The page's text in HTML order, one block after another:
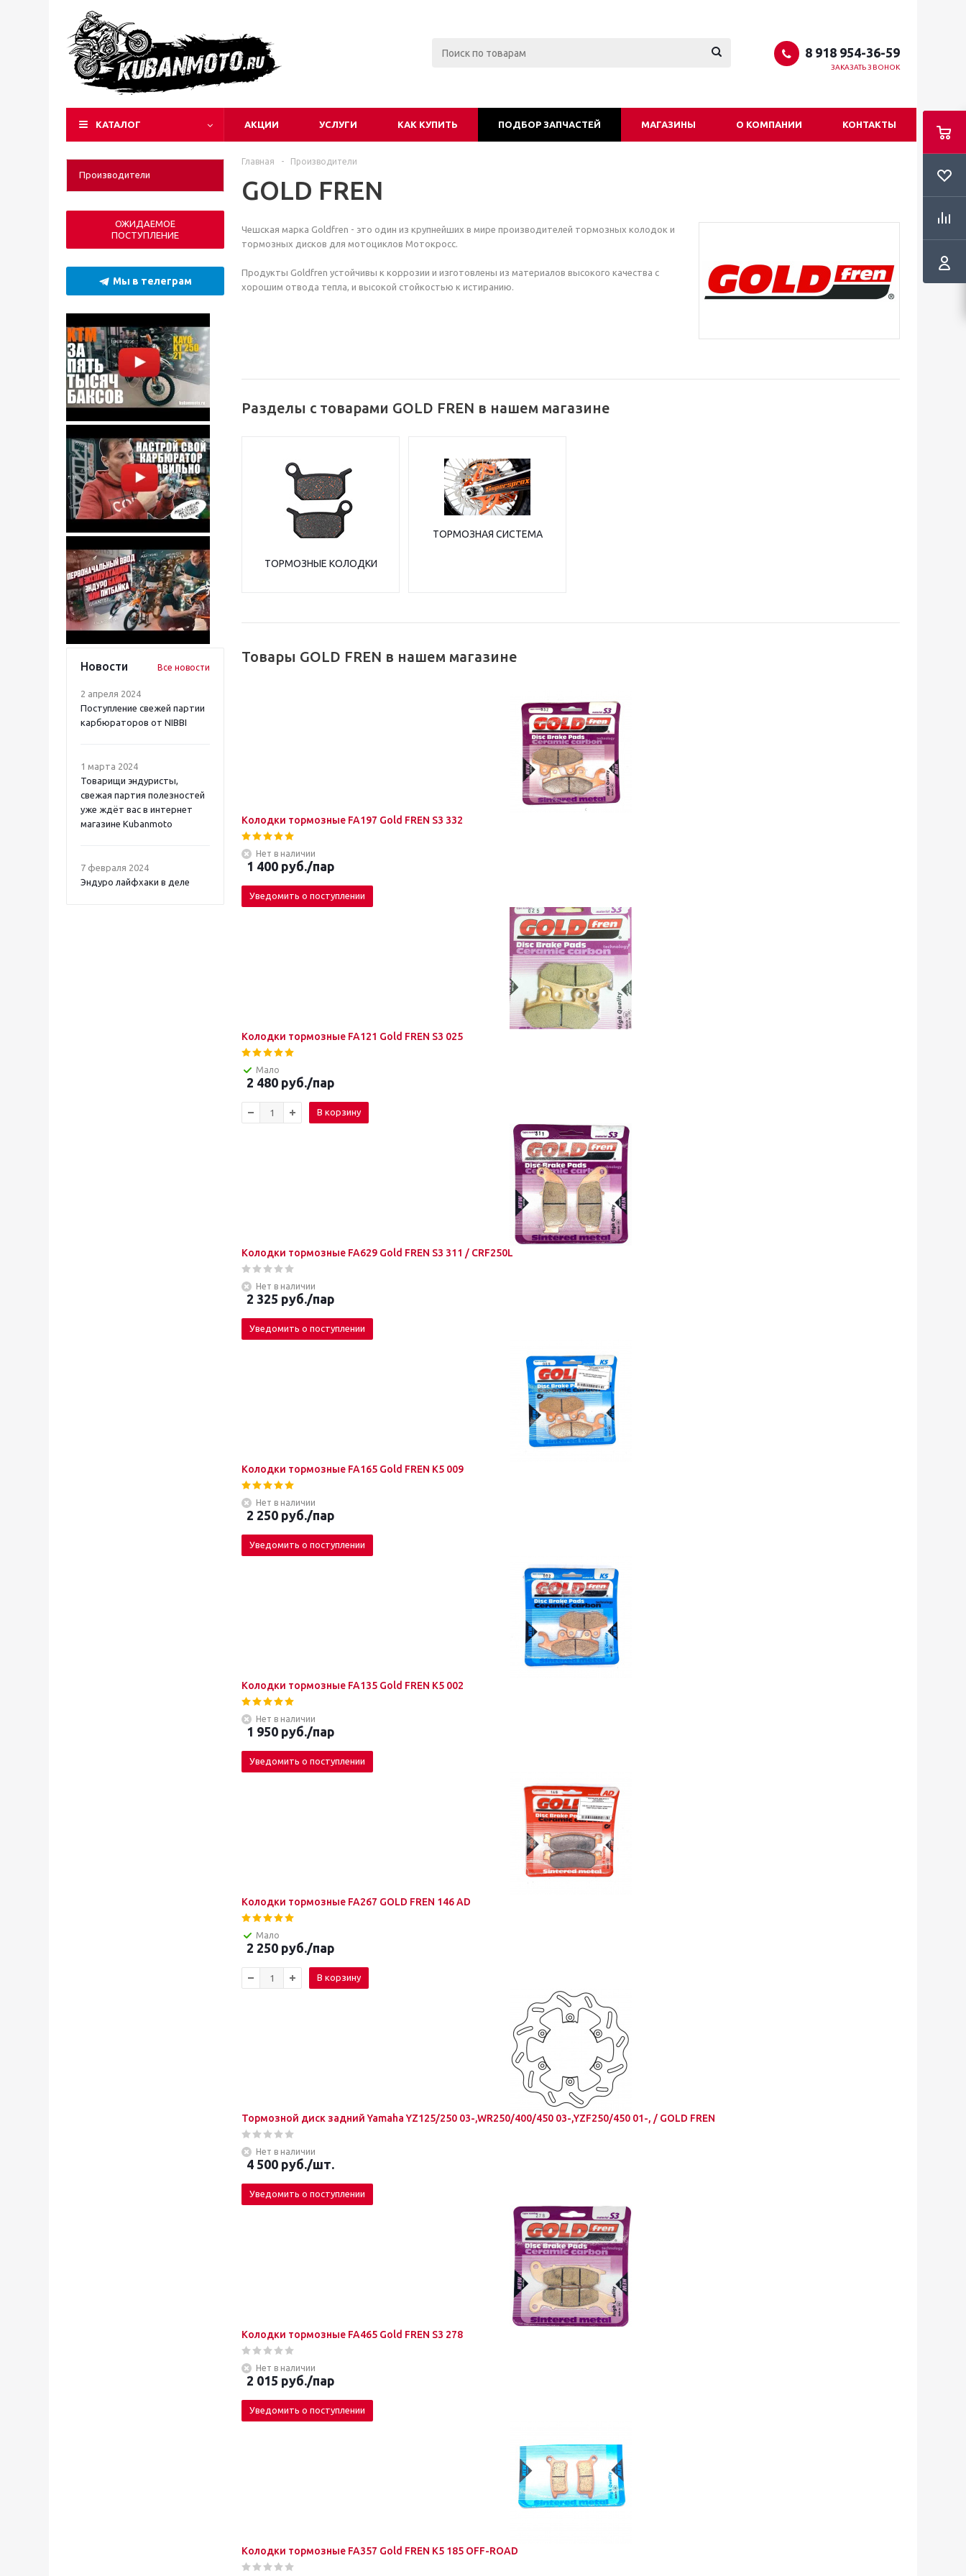
8 918 954-36-59
ЗАКАЗАТЬ ЗВОНОК
КАТАЛОГ АКЦИИ УСЛУГИ КАК КУПИТЬ ПОДБОР ЗАПЧАСТЕЙ МАГАЗИНЫ О КОМПАНИИ КОНТАКТЫ
Производители
ОЖИДАЕМОЕ
ПОСТУПЛЕНИЕ
Мы в телеграм
Новости Все новости
2 апреля 2024
Поступление свежей партии
карбюраторов от NIBBI
1 марта 2024
Товарищи эндуристы,
свежая партия полезностей
уже ждёт вас в интернет
магазине Kubanmoto
7 февраля 2024
Эндуро лайфхаки в деле
Главная - Производители
GOLD FREN
Чешская марка Goldfren - это один из крупнейших в мире производителей тормозных колодок и
тормозных дисков для мотоциклов Мотокросс.
Продукты Goldfren устойчивы к коррозии и изготовлены из материалов высокого качества с
хорошим отвода тепла, и высокой стойкостью к истиранию.
Разделы с товарами GOLD FREN в нашем магазине
ТОРМОЗНЫЕ КОЛОДКИ
ТОРМОЗНАЯ СИСТЕМА
Товары GOLD FREN в нашем магазине
Колодки тормозные FA197 Gold FREN S3 332
Нет в наличии
1 400 руб./пар
Уведомить о поступлении
Колодки тормозные FA121 Gold FREN S3 025
Мало
2 480 руб./пар
В корзину
Колодки тормозные FA629 Gold FREN S3 311 / CRF250L
Нет в наличии
2 325 руб./пар
Уведомить о поступлении
Колодки тормозные FA165 Gold FREN K5 009
Нет в наличии
2 250 руб./пар
Уведомить о поступлении
Колодки тормозные FA135 Gold FREN K5 002
Нет в наличии
1 950 руб./пар
Уведомить о поступлении
Колодки тормозные FA267 GOLD FREN 146 AD
Мало
2 250 руб./пар
В корзину
Тормозной диск задний Yamaha YZ125/250 03-,WR250/400/450 03-,YZF250/450 01-, / GOLD FREN
Нет в наличии
4 500 руб./шт.
Уведомить о поступлении
Колодки тормозные FA465 Gold FREN S3 278
Нет в наличии
2 015 руб./пар
Уведомить о поступлении
Колодки тормозные FA357 Gold FREN K5 185 OFF-ROAD